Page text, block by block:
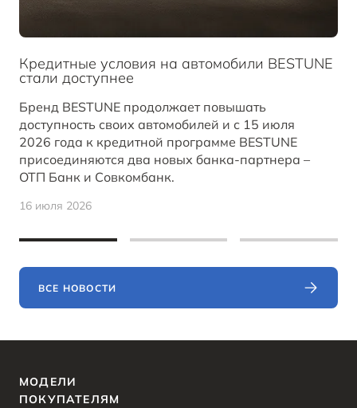
Кредитные условия на автомобили BESTUNE
стали доступнее
Бренд BESTUNE продолжает повышать
доступность своих автомобилей и с 15 июля
2026 года к кредитной программе BESTUNE
присоединяются два новых банка-партнера –
ОТП Банк и Совкомбанк.
16 июля 2026
ВСЕ НОВОСТИ
МОДЕЛИ
ПОКУПАТЕЛЯМ